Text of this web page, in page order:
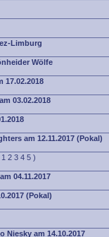
Limburg
Wölfe
17.02.2018
03.02.2018
am 12.11.2017 (Pokal)
1 2 3 4 5 )
04.11.2017
(Pokal)
Niesky am 14.10.2017